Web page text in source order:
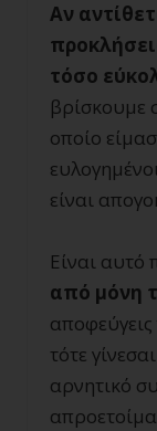
Αν
τόσο
βρίσκουμε
οποίο
είναι
Είναι αυτό
από μόνη
αποφεύγεις
τότε
αρνητικό